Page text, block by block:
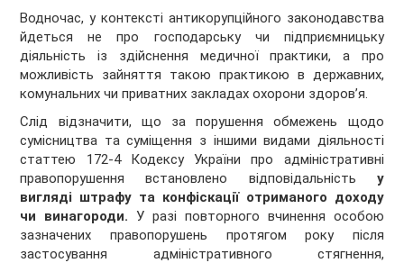
Водночас, у контексті антикорупційного законодавства
йдеться не про господарську чи підприємницьку
діяльність із здійснення медичної практики, а про
можливість зайняття такою практикою в державних,
комунальних чи приватних закладах охорони здоров’я.
Слід відзначити, що за порушення обмежень щодо
сумісництва та суміщення з іншими видами діяльності
статтею 172-4 Кодексу України про адміністративні
правопорушення встановлено відповідальність у
вигляді штрафу та конфіскації отриманого доходу
чи винагороди. У разі повторного вчинення особою
зазначених правопорушень протягом року після
застосування адміністративного стягнення,